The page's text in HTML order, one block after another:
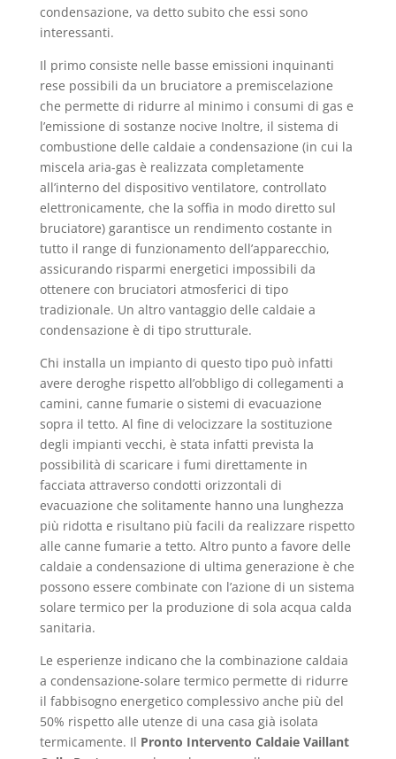
condensazione, va detto subito che essi sono
interessanti.
Il primo consiste nelle basse emissioni inquinanti
rese possibili da un bruciatore a premiscelazione
che permette di ridurre al minimo i consumi di gas e
l’emissione di sostanze nocive Inoltre, il sistema di
combustione delle caldaie a condensazione (in cui la
miscela aria-gas è realizzata completamente
all’interno del dispositivo ventilatore, controllato
elettronicamente, che la soffia in modo diretto sul
bruciatore) garantisce un rendimento costante in
tutto il range di funzionamento dell’apparecchio,
assicurando risparmi energetici impossibili da
ottenere con bruciatori atmosferici di tipo
tradizionale. Un altro vantaggio delle caldaie a
condensazione è di tipo strutturale.
Chi installa un impianto di questo tipo può infatti
avere deroghe rispetto all’obbligo di collegamenti a
camini, canne fumarie o sistemi di evacuazione
sopra il tetto. Al fine di velocizzare la sostituzione
degli impianti vecchi, è stata infatti prevista la
possibilità di scaricare i fumi direttamente in
facciata attraverso condotti orizzontali di
evacuazione che solitamente hanno una lunghezza
più ridotta e risultano più facili da realizzare rispetto
alle canne fumarie a tetto. Altro punto a favore delle
caldaie a condensazione di ultima generazione è che
possono essere combinate con l’azione di un sistema
solare termico per la produzione di sola acqua calda
sanitaria.
Le esperienze indicano che la combinazione caldaia
a condensazione-solare termico permette di ridurre
il fabbisogno energetico complessivo anche più del
50% rispetto alle utenze di una casa già isolata
termicamente. Il Pronto Intervento Caldaie Vaillant